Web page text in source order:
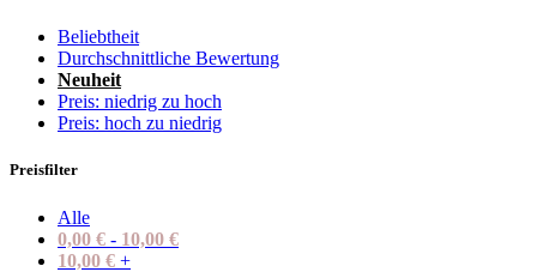
Beliebtheit
Durchschnittliche Bewertung
Neuheit
Preis: niedrig zu hoch
Preis: hoch zu niedrig
Preisfilter
Alle
0,00 € - 10,00 €
10,00 € +